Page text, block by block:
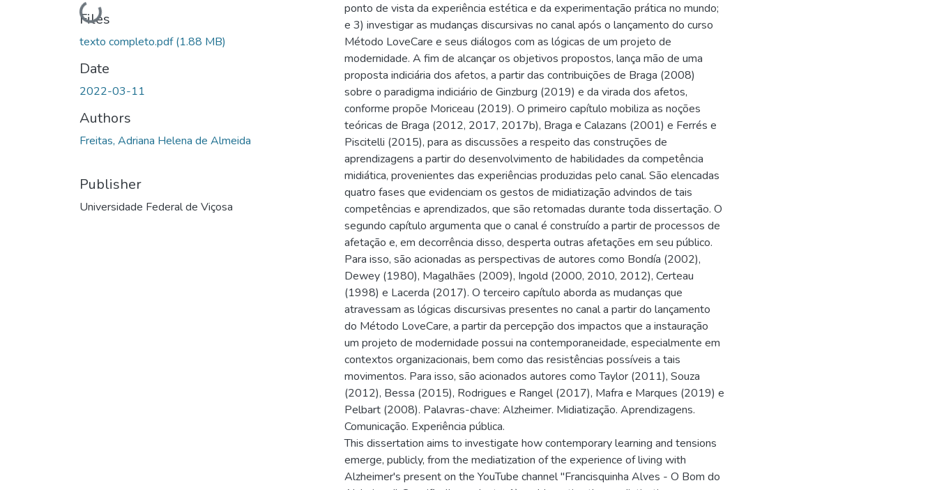
Loading...
Files
texto completo.pdf(1.88 MB)
Date
2022-03-11
Authors
Freitas, Adriana Helena de Almeida
Publisher
Universidade Federal de Viçosa
ponto de vista da experiência estética e da experimentação prática no mundo;
e 3) investigar as mudanças discursivas no canal após o lançamento do curso
Método LoveCare e seus diálogos com as lógicas de um projeto de
modernidade. A fim de alcançar os objetivos propostos, lança mão de uma
proposta indiciária dos afetos, a partir das contribuições de Braga (2008)
sobre o paradigma indiciário de Ginzburg (2019) e da virada dos afetos,
conforme propõe Moriceau (2019). O primeiro capítulo mobiliza as noções
teóricas de Braga (2012, 2017, 2017b), Braga e Calazans (2001) e Ferrés e
Piscitelli (2015), para as discussões a respeito das construções de
aprendizagens a partir do desenvolvimento de habilidades da competência
midiática, provenientes das experiências produzidas pelo canal. São elencadas
quatro fases que evidenciam os gestos de midiatização advindos de tais
competências e aprendizados, que são retomadas durante toda dissertação. O
segundo capítulo argumenta que o canal é construído a partir de processos de
afetação e, em decorrência disso, desperta outras afetações em seu público.
Para isso, são acionadas as perspectivas de autores como Bondía (2002),
Dewey (1980), Magalhães (2009), Ingold (2000, 2010, 2012), Certeau
(1998) e Lacerda (2017). O terceiro capítulo aborda as mudanças que
atravessam as lógicas discursivas presentes no canal a partir do lançamento
do Método LoveCare, a partir da percepção dos impactos que a instauração
um projeto de modernidade possui na contemporaneidade, especialmente em
contextos organizacionais, bem como das resistências possíveis a tais
movimentos. Para isso, são acionados autores como Taylor (2011), Souza
(2012), Bessa (2015), Rodrigues e Rangel (2017), Mafra e Marques (2019) e
Pelbart (2008). Palavras-chave: Alzheimer. Midiatização. Aprendizagens.
Comunicação. Experiência pública.
This dissertation aims to investigate how contemporary learning and tensions
emerge, publicly, from the mediatization of the experience of living with
Alzheimer's present on the YouTube channel "Francisquinha Alves - O Bom do